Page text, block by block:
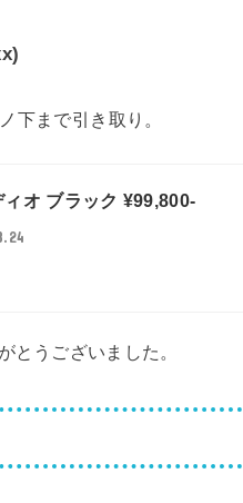
下まで引き取り。
ィオ ブラック ¥99,800-
とうございました。